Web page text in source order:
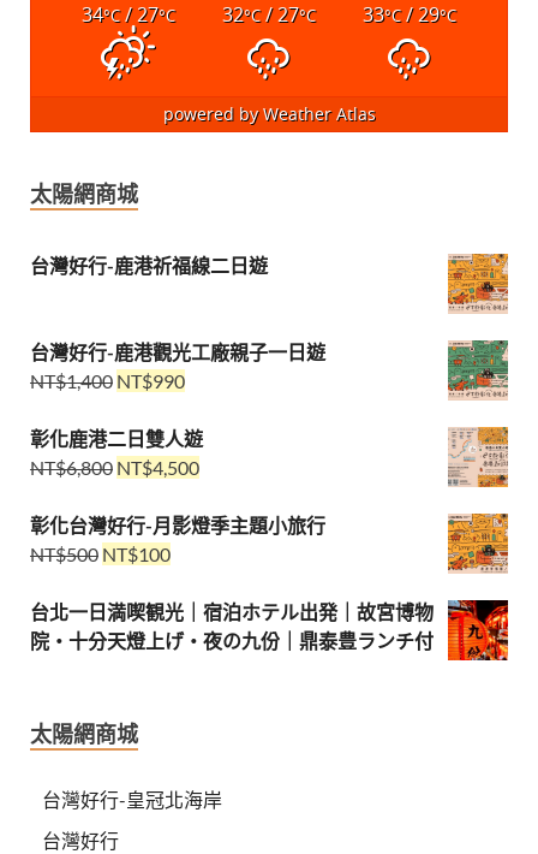
34°C/ 27°C 32°C/ 27°C 33°C/ 29°C
powered byWeather Atlas
太陽網商城
台灣好行-鹿港祈福線二日遊
台灣好行-鹿港觀光工廠親子一日遊
NT$1,400 NT$990
彰化鹿港二日雙人遊
NT$6,800 NT$4,500
彰化台灣好行-月影燈季主題小旅行
NT$500 NT$100
台北一日満喫観光｜宿泊ホテル出発｜故宮博物
院・十分天燈上げ・夜の九份｜鼎泰豊ランチ付
太陽網商城
台灣好行-皇冠北海岸
台灣好行